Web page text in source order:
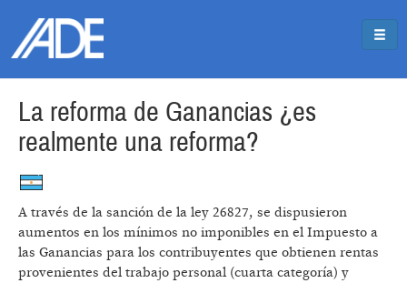
La reforma de Ganancias ¿es
realmente una reforma?
A través de la sanción de la ley 26827, se dispusieron
aumentos en los mínimos no imponibles en el Impuesto a
las Ganancias para los contribuyentes que obtienen rentas
provenientes del trabajo personal (cuarta categoría) y